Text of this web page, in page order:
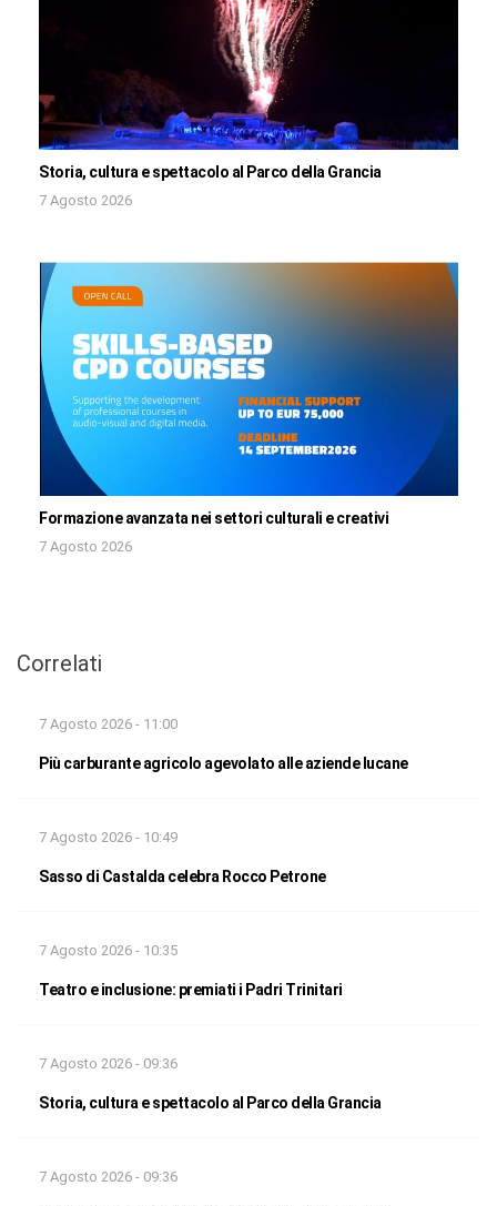
Storia, cultura e spettacolo al Parco della Grancia
7 Agosto 2026
Formazione avanzata nei settori culturali e creativi
7 Agosto 2026
Correlati
7 Agosto 2026 - 11:00
Più carburante agricolo agevolato alle aziende lucane
7 Agosto 2026 - 10:49
Sasso di Castalda celebra Rocco Petrone
7 Agosto 2026 - 10:35
Teatro e inclusione: premiati i Padri Trinitari
7 Agosto 2026 - 09:36
Storia, cultura e spettacolo al Parco della Grancia
7 Agosto 2026 - 09:36